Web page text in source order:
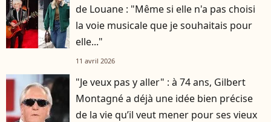
de Louane : "Même si elle n'a pas choisi
la voie musicale que je souhaitais pour
elle..."
11 avril 2026
"Je veux pas y aller" : à 74 ans, Gilbert
Montagné a déjà une idée bien précise
de la vie qu’il veut mener pour ses vieux